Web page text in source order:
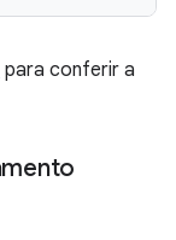
para conferir a